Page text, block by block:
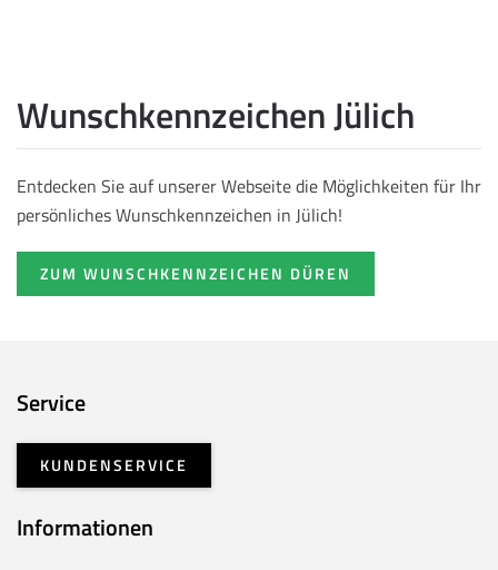
Wunschkennzeichen Jülich
Entdecken Sie auf unserer Webseite die Möglichkeiten für Ihr
persönliches Wunschkennzeichen in Jülich!
ZUM WUNSCHKENNZEICHEN DÜREN
Service
KUNDENSERVICE
Informationen